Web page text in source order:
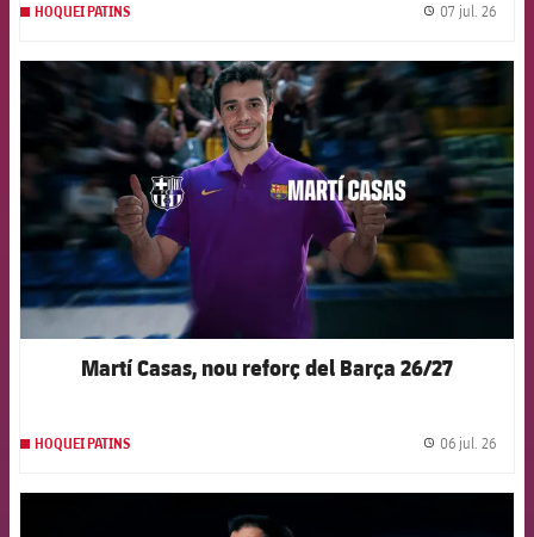
HOQUEI PATINS 07 jul. 26
FCB Barcelona badge
Martí Casas, nou reforç del Barça 26/27
HOQUEI PATINS 06 jul. 26